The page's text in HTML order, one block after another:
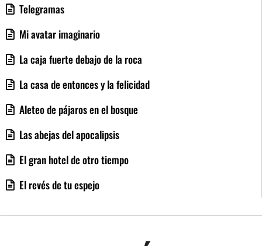
Telegramas
Mi avatar imaginario
La caja fuerte debajo de la roca
La casa de entonces y la felicidad
Aleteo de pájaros en el bosque
Las abejas del apocalipsis
El gran hotel de otro tiempo
El revés de tu espejo